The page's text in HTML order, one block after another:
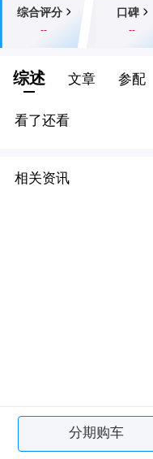
综合评分
--
口碑
--
综述 文章 参配
看了还看
相关资讯
分期购车